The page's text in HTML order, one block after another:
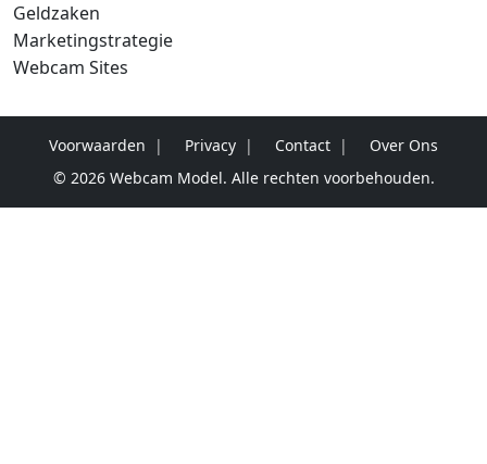
Geldzaken
Marketingstrategie
Webcam Sites
Voorwaarden Privacy Contact
Over Ons
© 2026 Webcam Model. Alle rechten voorbehouden.